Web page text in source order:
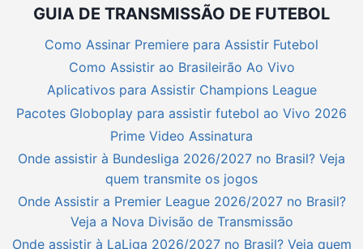
GUIA DE TRANSMISSÃO DE FUTEBOL
Como Assinar Premiere para Assistir Futebol
Como Assistir ao Brasileirão Ao Vivo
Aplicativos para Assistir Champions League
Pacotes Globoplay para assistir futebol ao Vivo 2026
Prime Video Assinatura
Onde assistir à Bundesliga 2026/2027 no Brasil? Veja
quem transmite os jogos
Onde Assistir a Premier League 2026/2027 no Brasil?
Veja a Nova Divisão de Transmissão
Onde assistir à LaLiga 2026/2027 no Brasil? Veja quem